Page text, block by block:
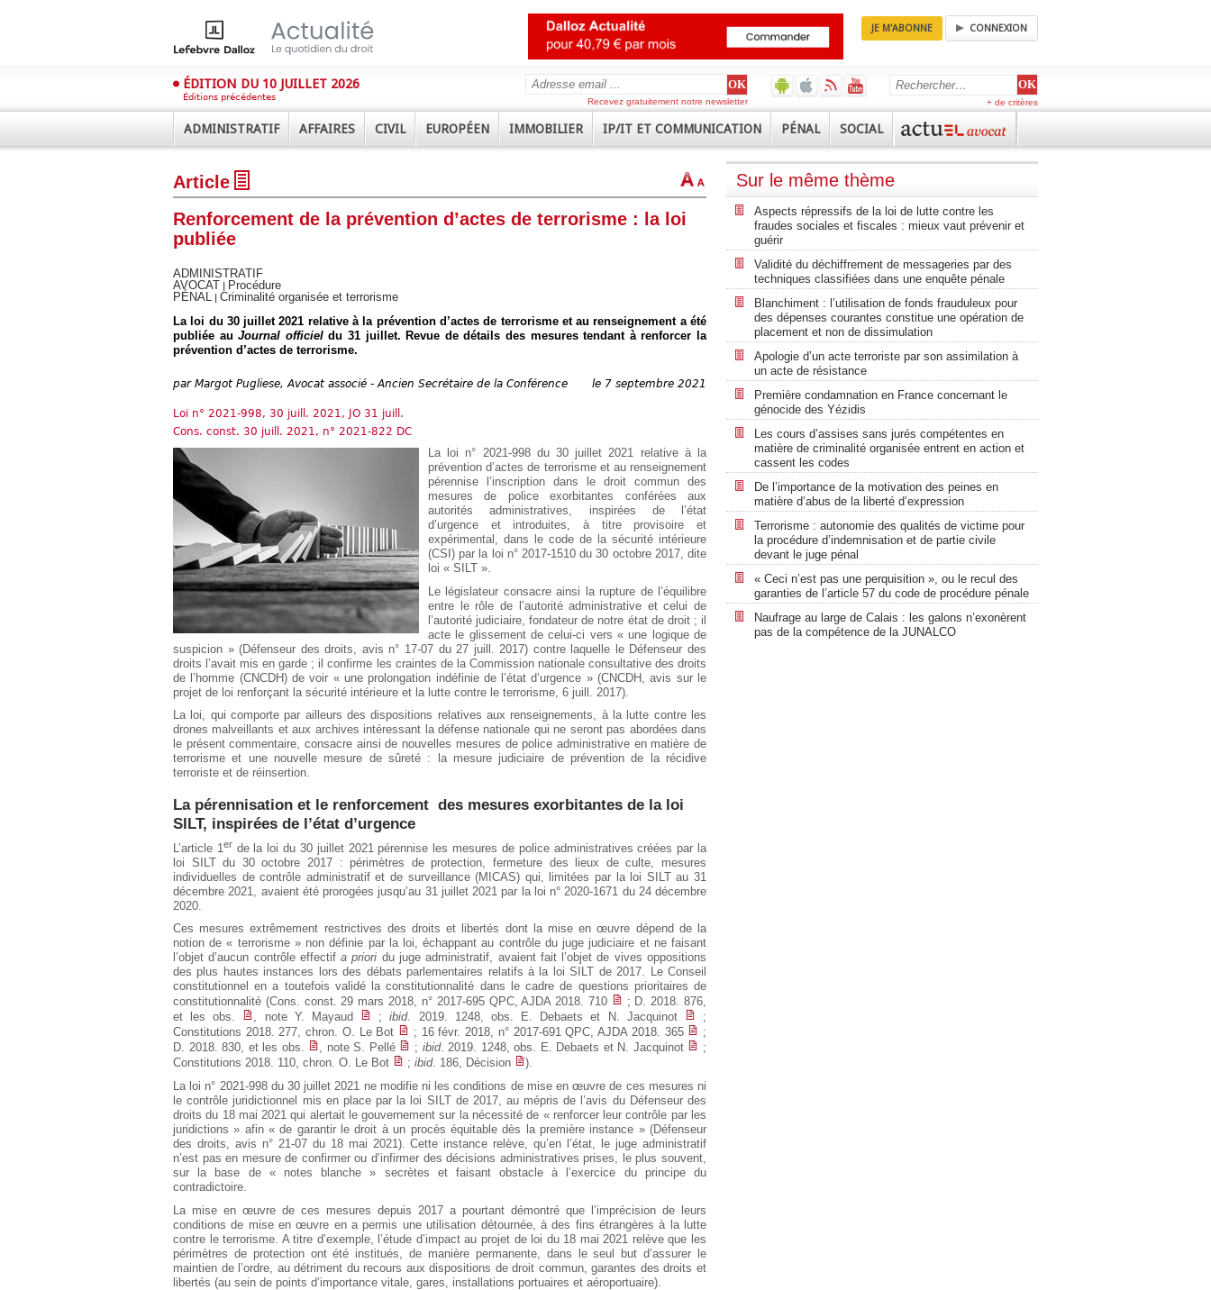
JE M'ABONNE CONNEXION
ÉDITION DU 10 JUILLET 2026
Éditions précédentes
+ de critères
Recevez gratuitement notre newsletter
ADMINISTRATIF AFFAIRES CIVIL EUROPÉEN IMMOBILIER IP/IT ET COMMUNICATION PÉNAL SOCIAL
Article
Renforcement de la prévention d’actes de terrorisme : la loi
publiée
ADMINISTRATIF
AVOCAT
Procédure
PÉNAL Criminalité organisée et terrorisme
La loi du 30 juillet 2021 relative à la prévention d’actes de terrorisme et au renseignement a été
publiée auJournal officieldu 31 juillet. Revue de détails des mesures tendant à renforcer la
prévention d’actes de terrorisme.
par Margot Pugliese, Avocat associé - Ancien Secrétaire de la Conférence le 7 septembre 2021
Loi n° 2021-998, 30 juill. 2021, JO 31 juill.
Cons. const. 30 juill. 2021, n° 2021-822 DC
La loi n° 2021-998 du 30 juillet 2021 relative à la
prévention d’actes de terrorisme et au renseignement
pérennise l’inscription dans le droit commun des
mesures de police exorbitantes conférées aux
autorités administratives, inspirées de l’état
d’urgence et introduites, à titre provisoire et
expérimental, dans le code de la sécurité intérieure
(CSI) par la loi n° 2017-1510 du 30 octobre 2017, dite
loi « SILT ».
Le législateur consacre ainsi la rupture de l’équilibre
entre le rôle de l’autorité administrative et celui de
l’autorité judiciaire, fondateur de notre état de droit ; il
acte le glissement de celui-ci vers « une logique de
suspicion » (Défenseur des droits, avis n° 17-07 du 27 juill. 2017) contre laquelle le Défenseur des
droits l’avait mis en garde ; il confirme les craintes de la Commission nationale consultative des droits
de l’homme (CNCDH) de voir « une prolongation indéfinie de l’état d’urgence » (CNCDH, avis sur le
projet de loi renforçant la sécurité intérieure et la lutte contre le terrorisme, 6 juill. 2017).
La loi, qui comporte par ailleurs des dispositions relatives aux renseignements, à la lutte contre les
drones malveillants et aux archives intéressant la défense nationale qui ne seront pas abordées dans
le présent commentaire, consacre ainsi de nouvelles mesures de police administrative en matière de
terrorisme et une nouvelle mesure de sûreté : la mesure judiciaire de prévention de la récidive
terroriste et de réinsertion.
La pérennisation et le renforcement des mesures exorbitantes de la loi
SILT, inspirées de l’état d’urgence
L’article 1erde la loi du 30 juillet 2021 pérennise les mesures de police administratives créées par la
loi SILT du 30 octobre 2017 : périmètres de protection, fermeture des lieux de culte, mesures
individuelles de contrôle administratif et de surveillance (MICAS) qui, limitées par la loi SILT au 31
décembre 2021, avaient été prorogées jusqu’au 31 juillet 2021 par la loi n° 2020-1671 du 24 décembre
2020.
Ces mesures extrêmement restrictives des droits et libertés dont la mise en œuvre dépend de la
notion de « terrorisme » non définie par la loi, échappant au contrôle du juge judiciaire et ne faisant
l’objet d’aucun contrôle effectifa priori du juge administratif, avaient fait l’objet de vives oppositions
des plus hautes instances lors des débats parlementaires relatifs à la loi SILT de 2017. Le Conseil
constitutionnel en a toutefois validé la constitutionnalité dans le cadre de questions prioritaires de
constitutionnalité (Cons. const. 29 mars 2018, n° 2017-695 QPC, AJDA 2018. 710
; D. 2018. 876,
et les obs.
, note Y. Mayaud ;ibid. 2019. 1248, obs. E. Debaets et N. Jacquinot
;
Constitutions 2018. 277, chron. O. Le Bot
; 16 févr. 2018, n° 2017-691 QPC, AJDA 2018. 365
;
D. 2018. 830, et les obs.
, note S. Pellé ; ibid. 2019. 1248, obs. E. Debaets et N. Jacquinot
;
Constitutions 2018. 110, chron. O. Le Bot
; ibid. 186, Décision
).
La loi n° 2021-998 du 30 juillet 2021 ne modifie ni les conditions de mise en œuvre de ces mesures ni
le contrôle juridictionnel mis en place par la loi SILT de 2017, au mépris de l’avis du Défenseur des
droits du 18 mai 2021 qui alertait le gouvernement sur la nécessité de « renforcer leur contrôle par les
juridictions » afin « de garantir le droit à un procès équitable dès la première instance » (Défenseur
des droits, avis n° 21-07 du 18 mai 2021). Cette instance relève, qu’en l’état, le juge administratif
n’est pas en mesure de confirmer ou d’infirmer des décisions administratives prises, le plus souvent,
sur la base de « notes blanche » secrètes et faisant obstacle à l’exercice du principe du
contradictoire.
La mise en œuvre de ces mesures depuis 2017 a pourtant démontré que l’imprécision de leurs
conditions de mise en œuvre en a permis une utilisation détournée, à des fins étrangères à la lutte
contre le terrorisme. A titre d’exemple, l’étude d’impact au projet de loi du 18 mai 2021 relève que les
périmètres de protection ont été institués, de manière permanente, dans le seul but d’assurer le
maintien de l’ordre, au détriment du recours aux dispositions de droit commun, garantes des droits et
libertés (au sein de points d’importance vitale, gares, installations portuaires et aéroportuaire).
Sur le même thème
Aspects répressifs de la loi de lutte contre les
fraudes sociales et fiscales : mieux vaut prévenir et
guérir
Validité du déchiffrement de messageries par des
techniques classifiées dans une enquête pénale
Blanchiment : l’utilisation de fonds frauduleux pour
des dépenses courantes constitue une opération de
placement et non de dissimulation
Apologie d’un acte terroriste par son assimilation à
un acte de résistance
Première condamnation en France concernant le
génocide des Yézidis
Les cours d’assises sans jurés compétentes en
matière de criminalité organisée entrent en action et
cassent les codes
De l’importance de la motivation des peines en
matière d’abus de la liberté d’expression
Terrorisme : autonomie des qualités de victime pour
la procédure d’indemnisation et de partie civile
devant le juge pénal
« Ceci n’est pas une perquisition », ou le recul des
garanties de l’article 57 du code de procédure pénale
Naufrage au large de Calais : les galons n’exonèrent
pas de la compétence de la JUNALCO